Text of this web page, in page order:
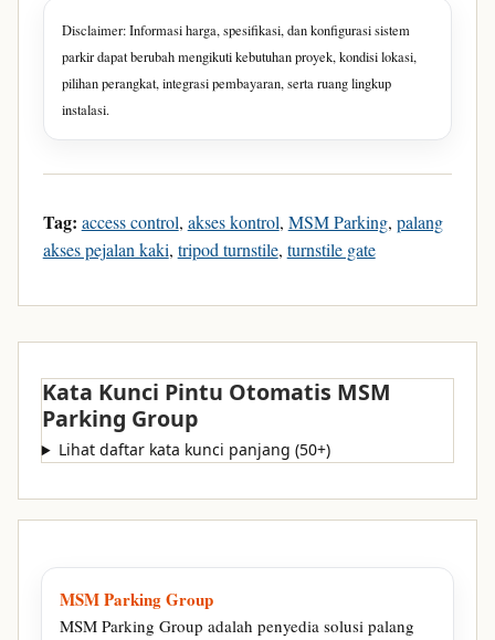
Disclaimer: Informasi harga, spesifikasi, dan konfigurasi sistem
parkir dapat berubah mengikuti kebutuhan proyek, kondisi lokasi,
pilihan perangkat, integrasi pembayaran, serta ruang lingkup
instalasi.
Tag: access control, akses kontrol, MSM Parking, palang
akses pejalan kaki, tripod turnstile, turnstile gate
Kata Kunci Pintu Otomatis MSM
Parking Group
Lihat daftar kata kunci panjang (50+)
MSM Parking Group
MSM Parking Group adalah penyedia solusi palang